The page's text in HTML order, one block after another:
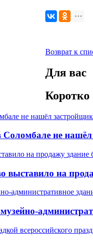
Возврат к
Для вас
не
выставило на